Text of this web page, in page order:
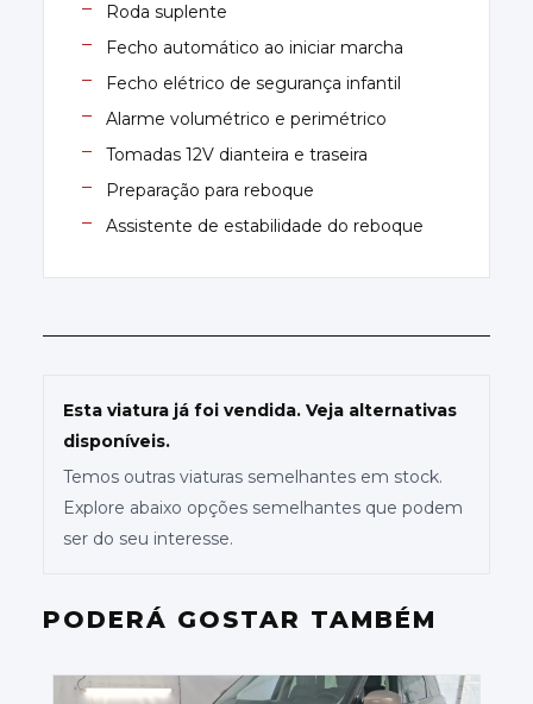
Roda suplente
Fecho automático ao iniciar marcha
Fecho elétrico de segurança infantil
Alarme volumétrico e perimétrico
Tomadas 12V dianteira e traseira
Preparação para reboque
Assistente de estabilidade do reboque
Esta viatura já foi vendida. Veja alternativas
disponíveis.
Temos outras viaturas semelhantes em stock.
Explore abaixo opções semelhantes que podem
ser do seu interesse.
PODERÁ GOSTAR TAMBÉM